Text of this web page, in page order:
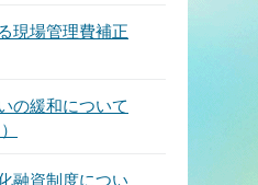
現場管理費補正
の緩和について
融資制度につい